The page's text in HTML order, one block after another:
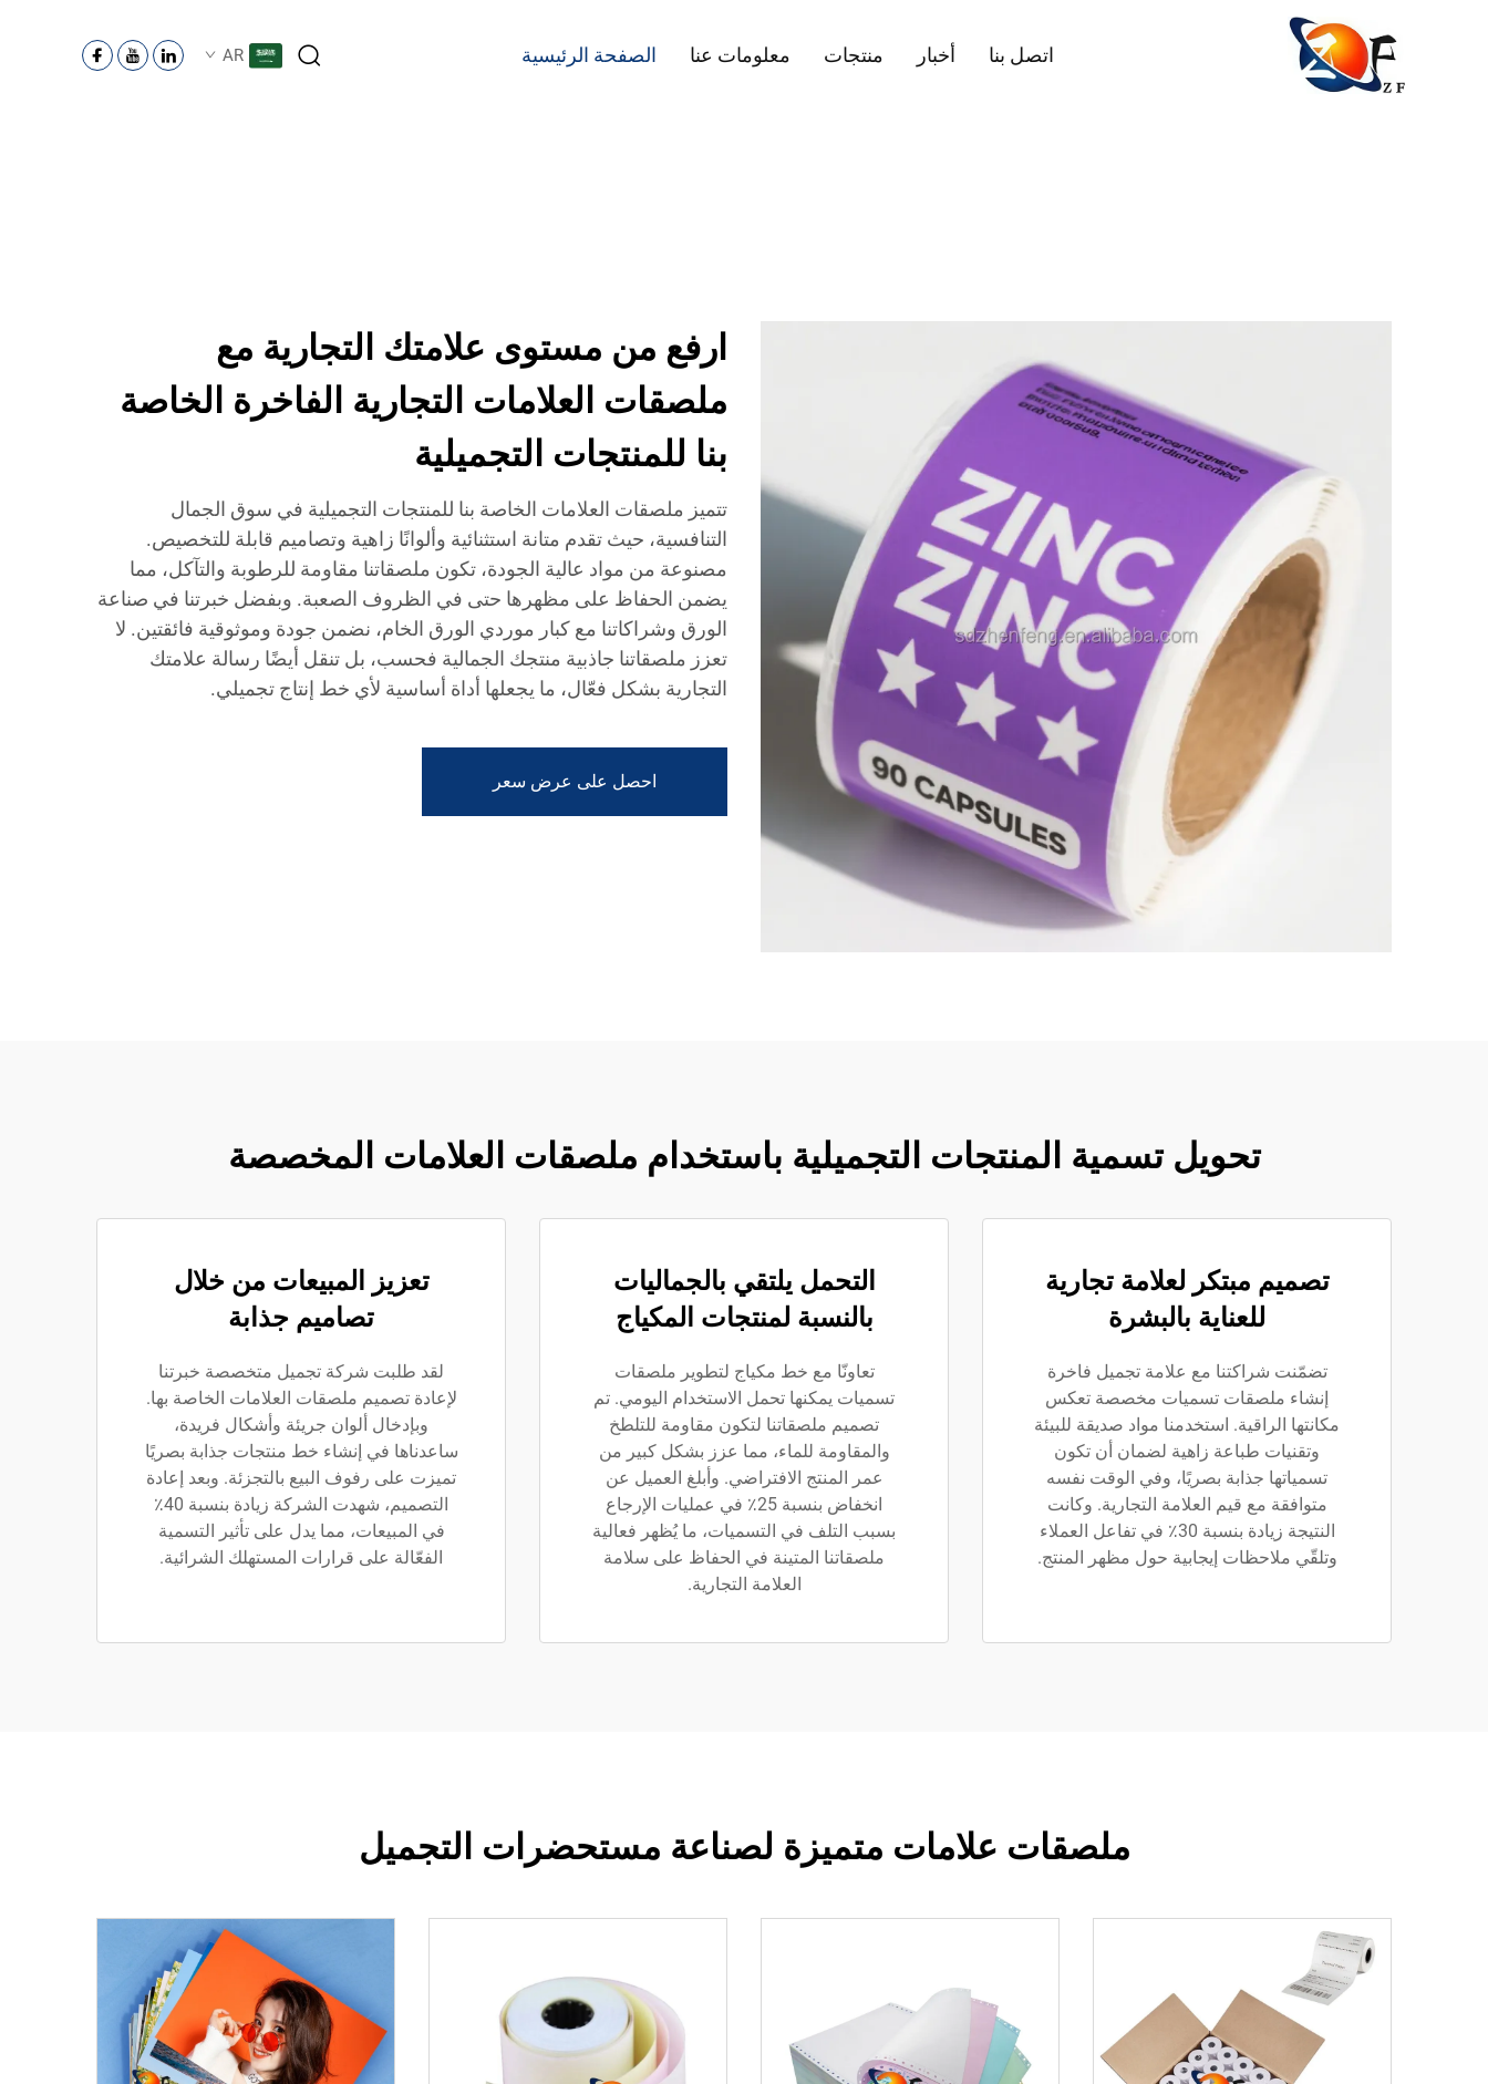
الصفحة الرئيسية معلومات عنا منتجات أخبار اتصل بنا AR
ارفع من مستوى علامتك التجارية مع
ملصقات العلامات التجارية الفاخرة الخاصة
بنا للمنتجات التجميلية
تتميز ملصقات العلامات الخاصة بنا للمنتجات التجميلية في سوق الجمال
التنافسية، حيث تقدم متانة استثنائية وألوانًا زاهية وتصاميم قابلة للتخصيص.
مصنوعة من مواد عالية الجودة، تكون ملصقاتنا مقاومة للرطوبة والتآكل، مما
يضمن الحفاظ على مظهرها حتى في الظروف الصعبة. وبفضل خبرتنا في صناعة
الورق وشراكاتنا مع كبار موردي الورق الخام، نضمن جودة وموثوقية فائقتين. لا
تعزز ملصقاتنا جاذبية منتجك الجمالية فحسب، بل تنقل أيضًا رسالة علامتك
التجارية بشكل فعّال، ما يجعلها أداة أساسية لأي خط إنتاج تجميلي.
احصل على عرض سعر
تحويل تسمية المنتجات التجميلية باستخدام ملصقات العلامات المخصصة
تصميم مبتكر لعلامة تجارية
للعناية بالبشرة
تضمّنت شراكتنا مع علامة تجميل فاخرة
إنشاء ملصقات تسميات مخصصة تعكس
مكانتها الراقية. استخدمنا مواد صديقة للبيئة
وتقنيات طباعة زاهية لضمان أن تكون
تسمياتها جذابة بصريًا، وفي الوقت نفسه
متوافقة مع قيم العلامة التجارية. وكانت
النتيجة زيادة بنسبة 30٪ في تفاعل العملاء
وتلقّي ملاحظات إيجابية حول مظهر المنتج.
التحمل يلتقي بالجماليات
بالنسبة لمنتجات المكياج
تعاونّا مع خط مكياج لتطوير ملصقات
تسميات يمكنها تحمل الاستخدام اليومي. تم
تصميم ملصقاتنا لتكون مقاومة للتلطخ
والمقاومة للماء، مما عزز بشكل كبير من
عمر المنتج الافتراضي. وأبلغ العميل عن
انخفاض بنسبة 25٪ في عمليات الإرجاع
بسبب التلف في التسميات، ما يُظهر فعالية
ملصقاتنا المتينة في الحفاظ على سلامة
العلامة التجارية.
تعزيز المبيعات من خلال
تصاميم جذابة
لقد طلبت شركة تجميل متخصصة خبرتنا
لإعادة تصميم ملصقات العلامات الخاصة بها.
وبإدخال ألوان جريئة وأشكال فريدة،
ساعدناها في إنشاء خط منتجات جذابة بصريًا
تميزت على رفوف البيع بالتجزئة. وبعد إعادة
التصميم، شهدت الشركة زيادة بنسبة 40٪
في المبيعات، مما يدل على تأثير التسمية
الفعّالة على قرارات المستهلك الشرائية.
ملصقات علامات متميزة لصناعة مستحضرات التجميل